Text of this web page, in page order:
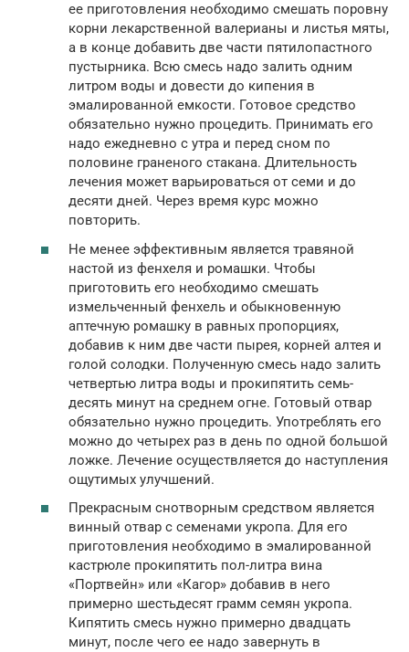
ее приготовления необходимо смешать поровну
корни лекарственной валерианы и листья мяты,
а в конце добавить две части пятилопастного
пустырника. Всю смесь надо залить одним
литром воды и довести до кипения в
эмалированной емкости. Готовое средство
обязательно нужно процедить. Принимать его
надо ежедневно с утра и перед сном по
половине граненого стакана. Длительность
лечения может варьироваться от семи и до
десяти дней. Через время курс можно
повторить.
Не менее эффективным является травяной
настой из фенхеля и ромашки. Чтобы
приготовить его необходимо смешать
измельченный фенхель и обыкновенную
аптечную ромашку в равных пропорциях,
добавив к ним две части пырея, корней алтея и
голой солодки. Полученную смесь надо залить
четвертью литра воды и прокипятить семь-
десять минут на среднем огне. Готовый отвар
обязательно нужно процедить. Употреблять его
можно до четырех раз в день по одной большой
ложке. Лечение осуществляется до наступления
ощутимых улучшений.
Прекрасным снотворным средством является
винный отвар с семенами укропа. Для его
приготовления необходимо в эмалированной
кастрюле прокипятить пол-литра вина
«Портвейн» или «Кагор» добавив в него
примерно шестьдесят грамм семян укропа.
Кипятить смесь нужно примерно двадцать
минут, после чего ее надо завернуть в